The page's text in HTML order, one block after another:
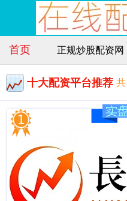
首页 正规炒股配资网
十大配资平台推荐 共